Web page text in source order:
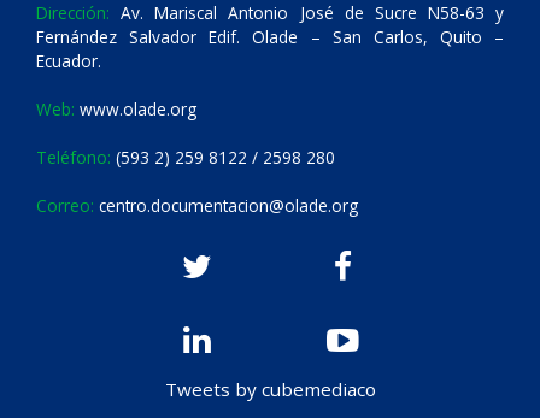
Dirección: Av. Mariscal Antonio José de Sucre N58-63 y
Fernández Salvador Edif. Olade – San Carlos, Quito –
Ecuador.
Web: www.olade.org
Teléfono: (593 2) 259 8122 / 2598 280
Correo: centro.documentacion@olade.org
Tweets by cubemediaco